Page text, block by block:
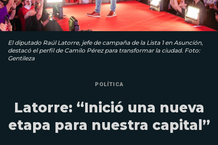
El diputado Raúl Latorre, jefe de campaña de la Lista 1 en Asunción,
destacó el perfil de Camilo Pérez para transformar la ciudad. Foto:
Gentileza
POLÍTICA
Latorre: “Inició una nueva
etapa para nuestra capital”